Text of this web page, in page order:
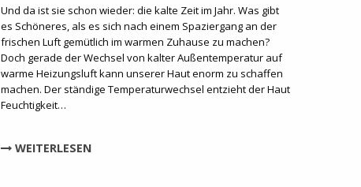
Und da ist sie schon wieder: die kalte Zeit im Jahr. Was gibt
es Schöneres, als es sich nach einem Spaziergang an der
frischen Luft gemütlich im warmen Zuhause zu machen?
Doch gerade der Wechsel von kalter Außentemperatur auf
warme Heizungsluft kann unserer Haut enorm zu schaffen
machen. Der ständige Temperaturwechsel entzieht der Haut
Feuchtigkeit…
WEITERLESEN